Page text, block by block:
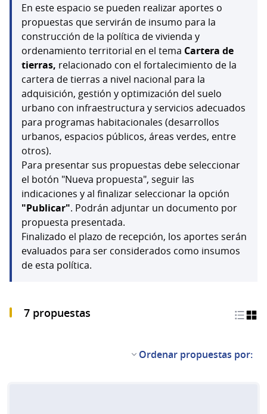
En este espacio se pueden realizar aportes o
propuestas que servirán de insumo para la
construcción de la política de vivienda y
ordenamiento territorial en el tema Cartera de
tierras, relacionado con el fortalecimiento de la
cartera de tierras a nivel nacional para la
adquisición, gestión y optimización del suelo
urbano con infraestructura y servicios adecuados
para programas habitacionales (desarrollos
urbanos, espacios públicos, áreas verdes, entre
otros).
Para presentar sus propuestas debe seleccionar
el botón "Nueva propuesta", seguir las
indicaciones y al finalizar seleccionar la opción
"Publicar". Podrán adjuntar un documento por
propuesta presentada.
Finalizado el plazo de recepción, los aportes serán
evaluados para ser considerados como insumos
de esta política.
7 propuestas
Ordenar propuestas por: